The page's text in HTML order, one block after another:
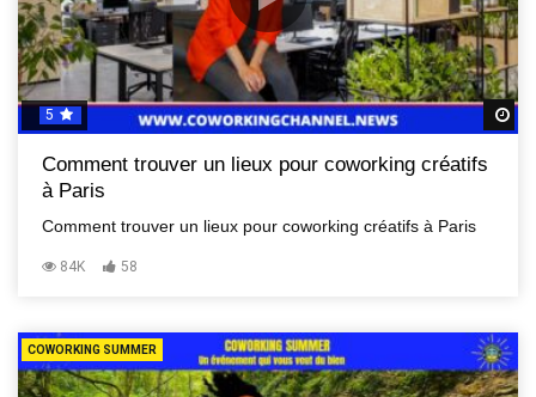
5
Comment trouver un lieux pour coworking créatifs
à Paris
Comment trouver un lieux pour coworking créatifs à Paris
84K 58
COWORKING SUMMER